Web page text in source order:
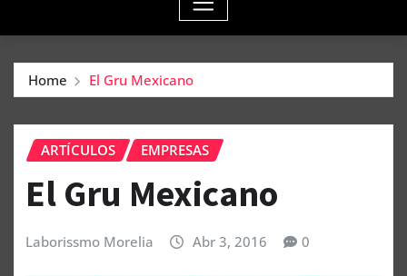
Home El Gru Mexicano
ARTÍCULOS EMPRESAS
El Gru Mexicano
Laborissmo Morelia Abr 3, 2016 0